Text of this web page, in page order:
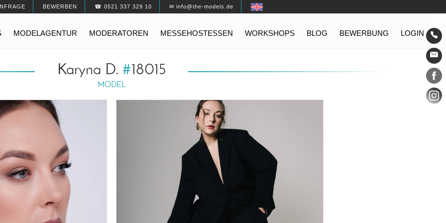
BEWERBEN ☎ 0521 337 329 10 ✉ info@the-models.de
MODELAGENTUR MODERATOREN MESSEHOSTESSEN WORKSHOPS BLOG BEWERBUNG LOGIN
Karyna D. #18015
MODEL